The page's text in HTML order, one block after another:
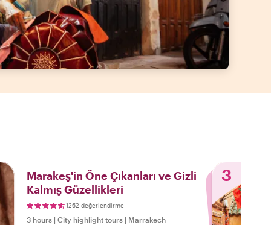
Marakeş'in Öne Çıkanları ve Gizli
Kalmış Güzellikleri
1262 değerlendirme
3 hours | City highlight tours | Marrakech
3